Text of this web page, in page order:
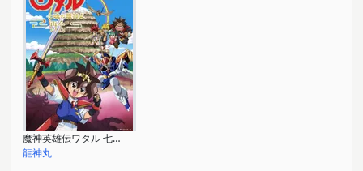
魔神英雄伝ワタル 七魂の龍神丸 -再会-
龍神丸